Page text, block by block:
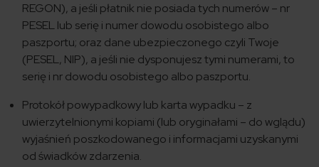
REGON), a jeśli płatnik nie posiada tych numerów – nr
PESEL lub serię i numer dowodu osobistego albo
paszportu; oraz dane ubezpieczonego czyli Twoje
(PESEL, NIP), a jeśli nie dysponujesz tymi numerami, to
serię i nr dowodu osobistego albo paszportu.
Protokół powypadkowy lub karta wypadku – z
uwierzytelnionymi kopiami (lub oryginałami – do wglądu)
wyjaśnień poszkodowanego i informacjami uzyskanymi
od świadków zdarzenia.